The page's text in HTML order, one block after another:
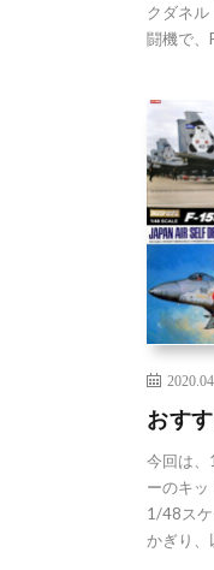
クダネ
闘機で
おす
今回は、
ーのキッ
1/48ス
かぎり、